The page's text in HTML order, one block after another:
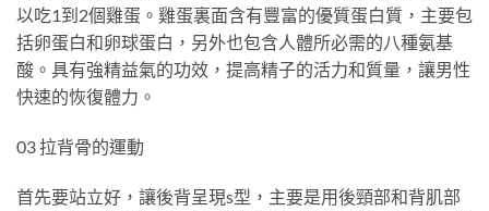
以吃1到2個雞蛋。雞蛋裏面含有豐富的優質蛋白質，主要包
括卵蛋白和卵球蛋白，另外也包含人體所必需的八種氨基
酸。具有強精益氣的功效，提高精子的活力和質量，讓男性
快速的恢復體力。
03 拉背骨的運動
首先要站立好，讓後背呈現s型，主要是用後頸部和背肌部